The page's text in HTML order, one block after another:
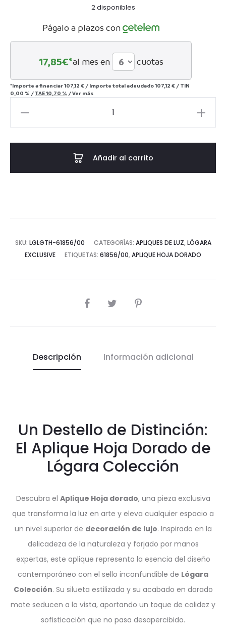
2 disponibles
Págalo a plazos con
17,85€*al mes en cuotas
*Importe a financiar107,12 € / Importe total adeudado107,12 € / TIN
0,00 % / TAE10,70 % /Ver más
Añadir al carrito
SKU: LGLGTH-61856/00 CATEGORÍAS: APLIQUES DE LUZ, LÓGARA
EXCLUSIVE
ETIQUETAS: 61856/00, APLIQUE HOJA DORADO
COMPARTIR
Descripción Información adicional
Un Destello de Distinción:
El Aplique Hoja Dorado de
Lógara Colección
Descubra el Aplique Hoja dorado, una pieza exclusiva
que transforma la luz en arte y eleva cualquier espacio a
un nivel superior de decoración de lujo. Inspirado en la
delicadeza de la naturaleza y forjado por manos
expertas, este aplique representa la esencia del diseño
contemporáneo con el sello inconfundible de Lógara
Colección. Su silueta estilizada y su acabado en dorado
mate seducen a la vista, aportando un toque de calidez y
sofisticación que no pasa desapercibido.